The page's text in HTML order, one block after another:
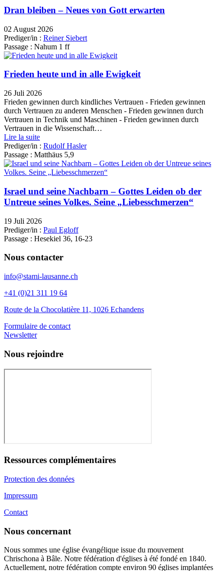
Dran bleiben – Neues von Gott erwarten
02 August 2026
Prediger/in : Reiner Siebert
Passage : Nahum 1 ff
Frieden heute und in alle Ewigkeit
26 Juli 2026
Frieden gewinnen durch kindliches Vertrauen - Frieden gewinnen
durch Vertrauen zu anderen Menschen - Frieden gewinnen durch
Vertrauen in Technik und Maschinen - Frieden gewinnen durch
Vertrauen in die Wissenschaft…
Lire la suite
Prediger/in : Rudolf Hasler
Passage : Matthäus 5,9
Israel und seine Nachbarn – Gottes Leiden ob der
Untreue seines Volkes. Seine „Liebesschmerzen“
19 Juli 2026
Prediger/in : Paul Egloff
Passage : Hesekiel 36, 16-23
Nous contacter
info@stami-lausanne.ch
+41 (0)21 311 19 64
Route de la Chocolatière 11, 1026 Echandens
Formulaire de contact
Newsletter
Nous rejoindre
Ressources complémentaires
Protection des données
Impressum
Contact
Nous concernant
Nous sommes une église évangélique issue du mouvement
Chrischona à Bâle. Notre fédération d'églises à été fondé en 1840.
Actuellement, notre fédération compte environ 90 églises implantées